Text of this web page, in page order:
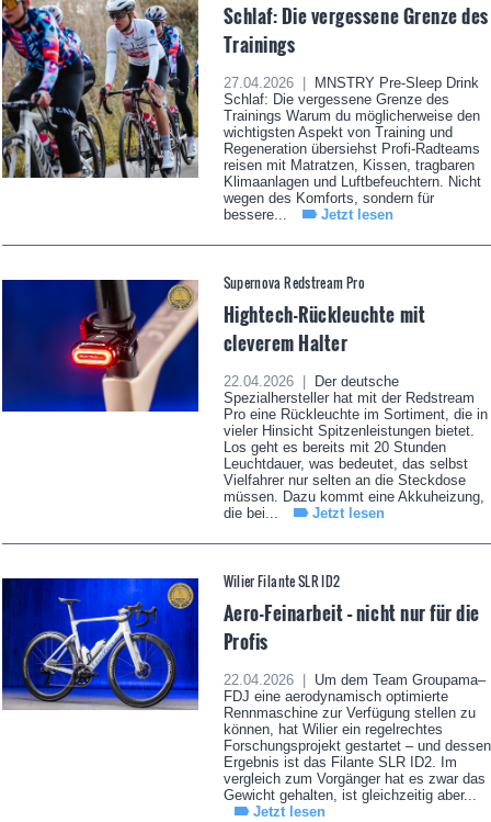
Schlaf: Die vergessene Grenze des
Trainings
27.04.2026 |
MNSTRY Pre-Sleep Drink
Schlaf: Die vergessene Grenze des
Trainings Warum du möglicherweise den
wichtigsten Aspekt von Training und
Regeneration übersiehst Profi-Radteams
reisen mit Matratzen, Kissen, tragbaren
Klimaanlagen und Luftbefeuchtern. Nicht
wegen des Komforts, sondern für
bessere...
Jetzt lesen
Supernova Redstream Pro
Hightech-Rückleuchte mit
cleverem Halter
22.04.2026 |
Der deutsche
Spezialhersteller hat mit der Redstream
Pro eine Rückleuchte im Sortiment, die in
vieler Hinsicht Spitzenleistungen bietet.
Los geht es bereits mit 20 Stunden
Leuchtdauer, was bedeutet, das selbst
Vielfahrer nur selten an die Steckdose
müssen. Dazu kommt eine Akkuheizung,
die bei...
Jetzt lesen
Wilier Filante SLR ID2
Aero-Feinarbeit – nicht nur für die
Profis
22.04.2026 |
Um dem Team Groupama–
FDJ eine aerodynamisch optimierte
Rennmaschine zur Verfügung stellen zu
können, hat Wilier ein regelrechtes
Forschungsprojekt gestartet – und dessen
Ergebnis ist das Filante SLR ID2. Im
vergleich zum Vorgänger hat es zwar das
Gewicht gehalten, ist gleichzeitig aber...
Jetzt lesen